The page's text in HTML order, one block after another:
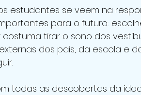
estudantes se veem na
para o futuro:
tirar o sono dos
dos pais, da escola e
todas as descobertas da